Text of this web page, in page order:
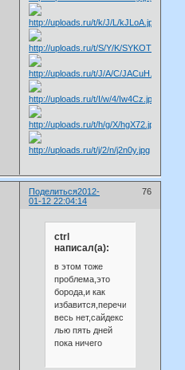
Поделиться 76
2012-
01-12 22:04:14
ctrl
написал(а):
в этом тоже
проблема,это
борода,и как
избавится,перечитал
весь нет,сайдекс
лью пять дней
пока ничего